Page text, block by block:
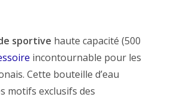
sportive haute capacité (500
incontournable pour les
Cette bouteille d’eau
motifs exclusifs des